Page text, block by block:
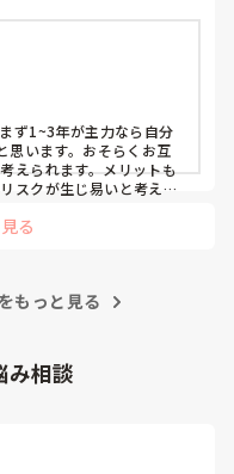
てくれるとの話で楽しみ
てからの実際は中途入
んどない状態でNSも1
担はなく全員で患者を
も集中して見た方が記
いう謎のシステムで患
と感じています。そん
んで仕事をしていまし
たら組んでる私にはな
、また輸血のVSに関し
より、どういうつも
申し送りするなら言わ
われ落ち着いてから報
の私の態度だと誤解を
ず1~3年が主力なら自分
思います。おそらくお互
えられます。メリットも
スクが生じ易いと考えら
じた場合は隠蔽したり全
状況が発生している以
る
もっと見る
み相談